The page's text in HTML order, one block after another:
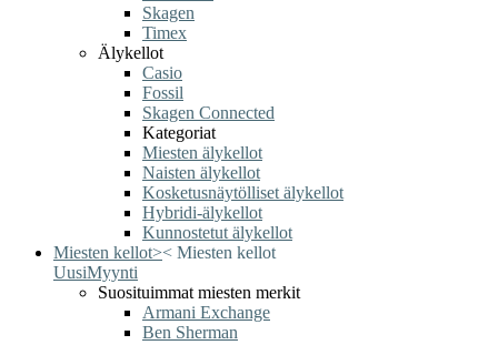
Skagen
Timex
Älykellot
Casio
Fossil
Skagen Connected
Kategoriat
Miesten älykellot
Naisten älykellot
Kosketusnäytölliset älykellot
Hybridi-älykellot
Kunnostetut älykellot
Miesten kellot>< Miesten kellot
UusiMyynti
Suosituimmat miesten merkit
Armani Exchange
Ben Sherman